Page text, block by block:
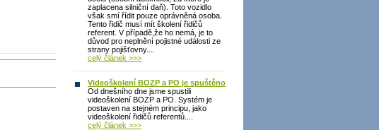
zaplacena silniční daň). Toto vozidlo
však smí řídit pouze oprávněná osoba.
Tento řidič musí mít školení řidičů
referent. V případě,že ho nemá, je to
důvod pro neplnění pojistné události ze
strany pojišťovny....
celý článek >>>
Videoškolení BOZP a PO je spuštěno
Od dnešního dne jsme spustili
videoškolení BOZP a PO. Systém je
postaven na stejném principu, jako
videoškolení řidičů referentů....
celý článek >>>